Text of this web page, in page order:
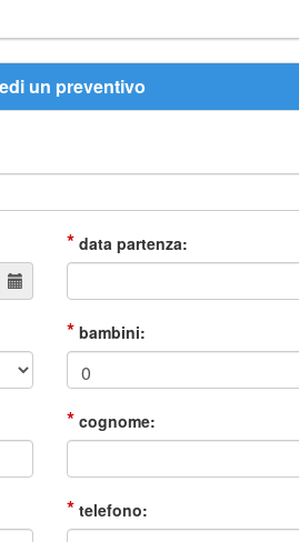
un preventivo
* data partenza:
* bambini:
* cognome:
* telefono: